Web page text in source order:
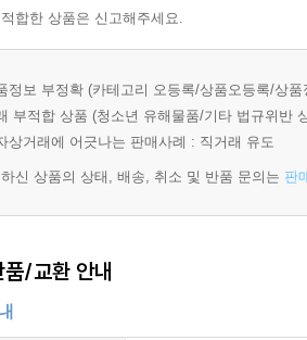
해 인상파 화가들의 기법과 현대 미술의
이 한자리에 모여 함께 그린 작품의 색
누아르 작품을 넣어 그들의 끈끈한 관계
순간의 인상을 색으로 표현하였다. 새
들이 인상파의 영향을 받았다. 대표적인
까지 소개하면서 ‘순간을 그린 화가들’ 이
곽선이 없이 붓놀림만으로 그림을 그리
합한 상품은 신고해주세요.
정보 부정확 (카테고리 오등록/상품오등록/상
부적합 상품 (청소년 유해물품/기타 법규위반
상거래에 어긋나는 판매사례 : 직거래 유도
신 상품의 상태, 배송, 취소 및 반품 문의는 판
/교환 안내